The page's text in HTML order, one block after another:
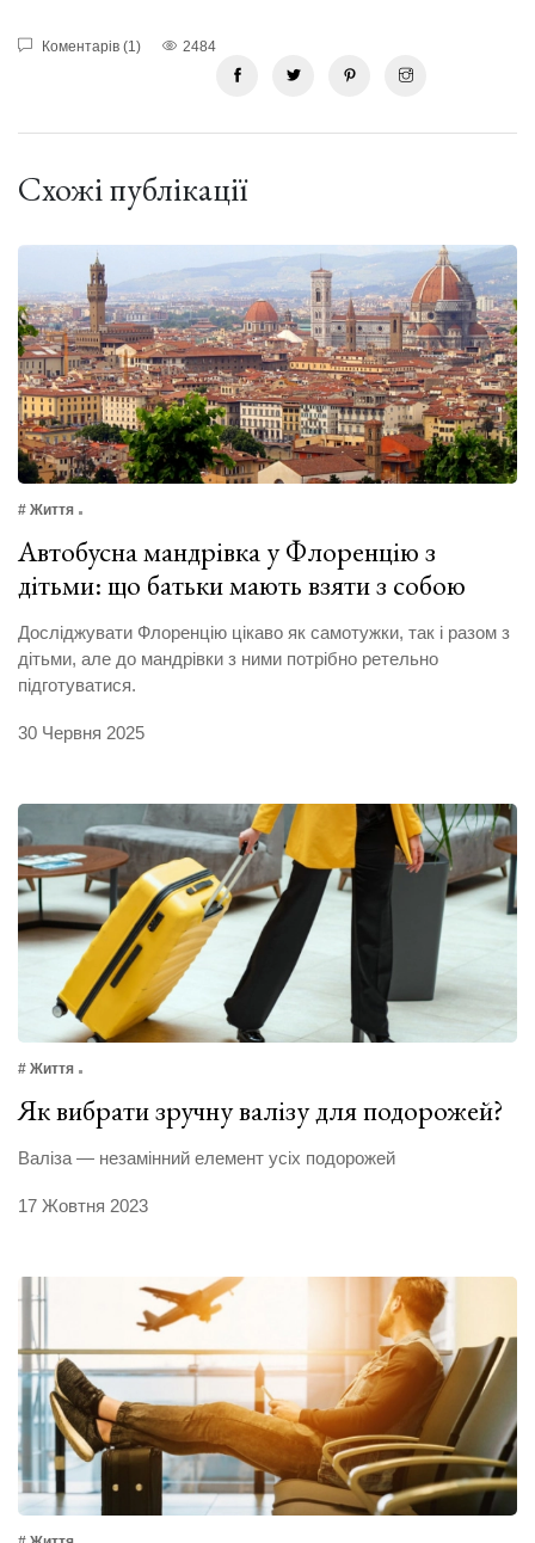
Коментарів (1) 2484
Схожі публікації
# Життя
Автобусна мандрівка у Флоренцію з
дітьми: що батьки мають взяти з собою
Досліджувати Флоренцію цікаво як самотужки, так і разом з
дітьми, але до мандрівки з ними потрібно ретельно
підготуватися.
30 Червня 2025
# Життя
Як вибрати зручну валізу для подорожей?
Валіза — незамінний елемент усіх подорожей
17 Жовтня 2023